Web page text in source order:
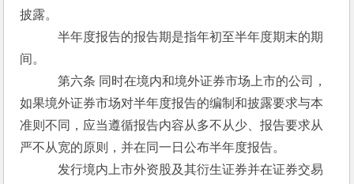
披露。
半年度报告的报告期是指年初至半年度期末的期
间。
第六条 同时在境内和境外证券市场上市的公司，
如果境外证券市场对半年度报告的编制和披露要求与本
准则不同，应当遵循报告内容从多不从少、报告要求从
严不从宽的原则，并在同一日公布半年度报告。
发行境内上市外资股及其衍生证券并在证券交易